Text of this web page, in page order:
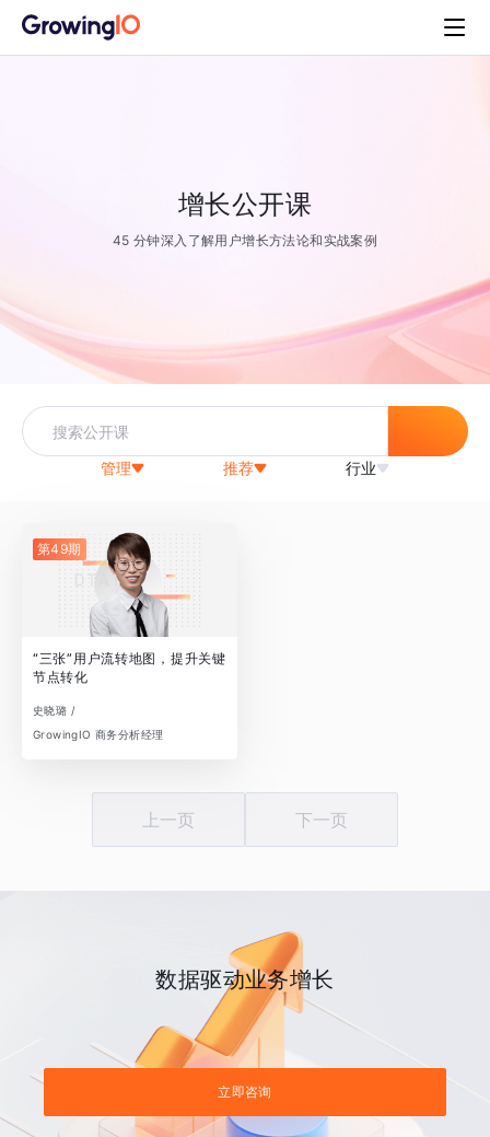
增长公开课
45 分钟深入了解用户增长方法论和实战案例
管理 推荐 行业
第49期
“三张”用户流转地图，提升关键
节点转化
史晓璐 /
GrowingIO 商务分析经理
上一页 下一页
数据驱动业务增长
立即咨询